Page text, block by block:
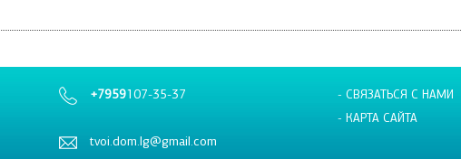
+7959107-35-37
tvoi.dom.lg@gmail.com
- СВЯЗАТЬСЯ С НАМИ
- КАРТА САЙТА